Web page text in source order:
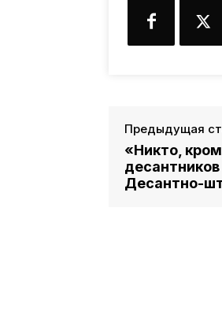
Предыдущая
«Никто,
Десантно-